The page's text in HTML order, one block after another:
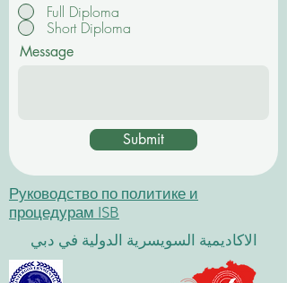
Full Diploma
Short Diploma
Message
Submit
Руководство по политике и
процедурам ISB
الاكاديمية السويسرية الدولية في دبي